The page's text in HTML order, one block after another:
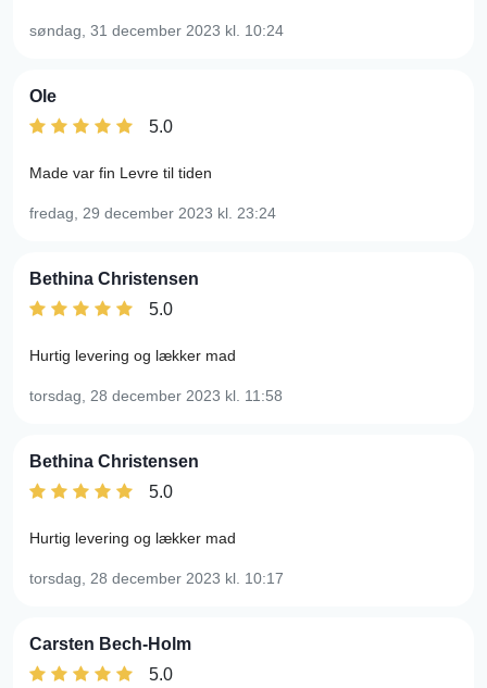
søndag, 31 december 2023 kl. 10:24
Ole
5.0
Made var fin Levre til tiden
fredag, 29 december 2023 kl. 23:24
Bethina Christensen
5.0
Hurtig levering og lækker mad
torsdag, 28 december 2023 kl. 11:58
Bethina Christensen
5.0
Hurtig levering og lækker mad
torsdag, 28 december 2023 kl. 10:17
Carsten Bech-Holm
5.0